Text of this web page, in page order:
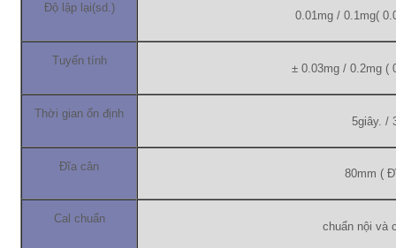
Độ lập lại(sd.)
0.01mg / 0.1mg(
Tuyến tính
± 0.03mg / 0.2mg (
Thời gian ổn định
5giây. /
Đĩa cân
80mm (
Cal chuẩn
chuẩn nội và